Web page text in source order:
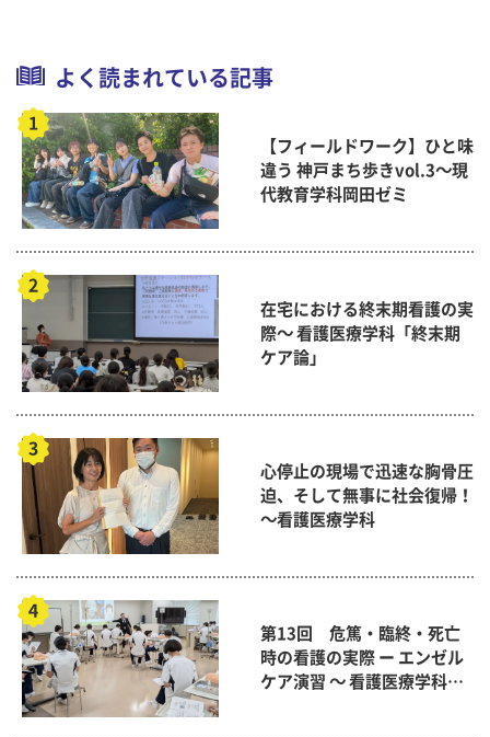
よく読まれている記事
【フィールドワーク】ひと味
違う 神戸まち歩きvol.3～現
代教育学科岡田ゼミ
在宅における終末期看護の実
際～ 看護医療学科「終末期
ケア論」
心停止の現場で迅速な胸骨圧
迫、そして無事に社会復帰！
～看護医療学科
第13回 危篤・臨終・死亡
時の看護の実際 ー エンゼル
ケア演習 ～ 看護医療学科